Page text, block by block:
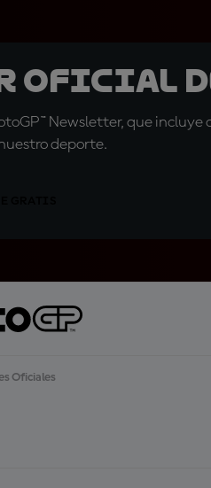
oficial de
Newsletter, que incluye
deporte.
Oficiales